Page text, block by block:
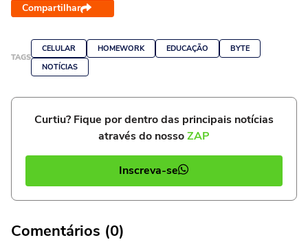
Compartilhar
TAGS
CELULAR HOMEWORK EDUCAÇÃO
BYTE
NOTÍCIAS
Curtiu? Fique por dentro das principais notícias
através do nossoZAP
Inscreva-se
Comentários (0)